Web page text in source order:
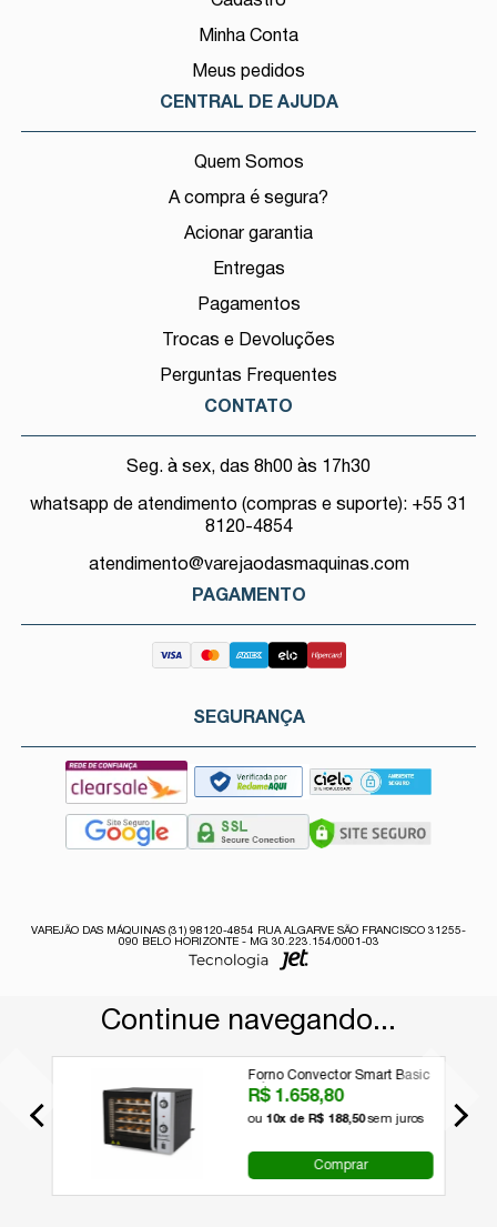
Minha Conta
Meus pedidos
CENTRAL DE AJUDA
Quem Somos
A compra é segura?
Acionar garantia
Entregas
Pagamentos
Trocas e Devoluções
Perguntas Frequentes
CONTATO
Seg. à sex, das 8h00 às 17h30
whatsapp de atendimento (compras e suporte): +55 31
8120-4854
atendimento@varejaodasmaquinas.com
PAGAMENTO
SEGURANÇA
VAREJÃO DAS MÁQUINAS (31) 98120-4854 RUA ALGARVE SÃO FRANCISCO 31255-
090 BELO HORIZONTE - MG 30.223.154/0001-03